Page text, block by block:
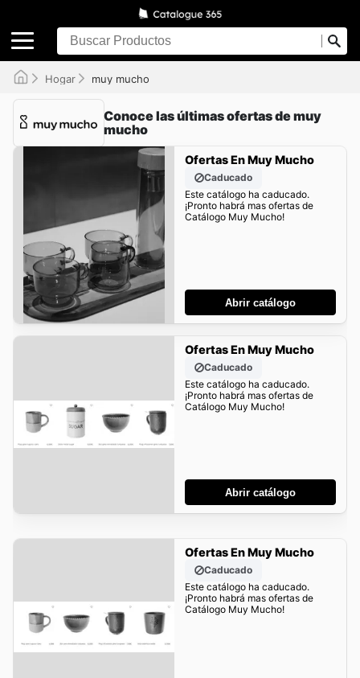
Hogar muy mucho
Conoce las últimas ofertas de muy
mucho
Ofertas En Muy Mucho
Caducado
Este catálogo ha caducado.
¡Pronto habrá mas ofertas de
Catálogo Muy Mucho!
Abrir catálogo
Ofertas En Muy Mucho
Caducado
Este catálogo ha caducado.
¡Pronto habrá mas ofertas de
Catálogo Muy Mucho!
Abrir catálogo
Ofertas En Muy Mucho
Caducado
Este catálogo ha caducado.
¡Pronto habrá mas ofertas de
Catálogo Muy Mucho!